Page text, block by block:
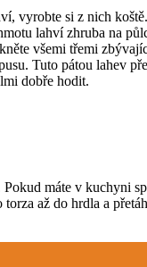
vyrobte si z nich
lahví zhruba na
všemi třemi
Tuto pátou lahev
dobře hodit.
máte v kuchyni
až do hrdla a